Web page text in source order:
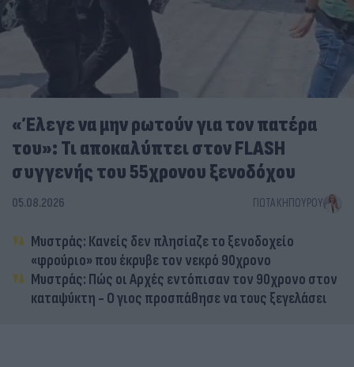
«Έλεγε να μην ρωτούν για τον πατέρα
του»: Τι αποκαλύπτει στον FLASH
συγγενής του 55χρονου ξενοδόχου
05.08.2026 ΓΙΏΤΑ ΚΗΠΟΥΡΟΎ
Μυστράς: Κανείς δεν πλησίαζε το ξενοδοχείο
«φρούριο» που έκρυβε τον νεκρό 90χρονο
Μυστράς: Πώς οι Αρχές εντόπισαν τον 90χρονο στον
καταψύκτη - Ο γιος προσπάθησε να τους ξεγελάσει